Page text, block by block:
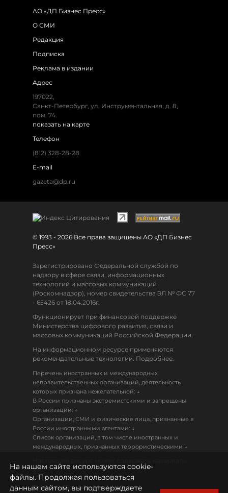
АО «ДП Бизнес Пресс»
О СМИ
Редакция
Подписка
Реклама в издании
Адрес
197022,
Санкт-Петербург, ул. Инструментальная, д. 8,
пом. 74.
показать на карте
Телефон
(812) 328-28-28
E-mail
gazeta@dp.ru
© 1993 - 2026 Все права защищены АО «ДП Бизнес
Пресс»
Зарегистрировано Федеральной службой по
надзору в сфере связи, информационных
технологий и массовых коммуникаций
(Роскомнадзор), номер свидетельства ЭЛ № ФС 77
- 65426 от 18.04.2016г.
Функционирует при финансовой поддержке
Министерства цифрового развития, связи и
массовых коммуникаций Российской Федерации.
На информационном ресурсе применяются
рекомендательные технологии. Подробнее.
Перечень иностранных и международных
неправительственных организаций, деятельность
которых признана нежелательной: ↓
В России признаны экстремистскими и запрещены
организации: ↓
Организации, СМИ и физические лица, признанные в
России иностранными агентами: ↓
Список организаций, в том числе иностранных и
международных, признанных террористическими ↓
18+
Политика конфиденциальности
На нашем сайте используются cookie-
файлы. Продолжая пользоваться
данным сайтом, вы подтверждаете